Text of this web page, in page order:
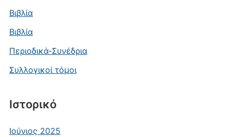
Βιβλία
Βιβλία
Περιοδικά-Συνέδρια
Συλλογικοί τόμοι
Ιστορικό
Ιούνιος 2025